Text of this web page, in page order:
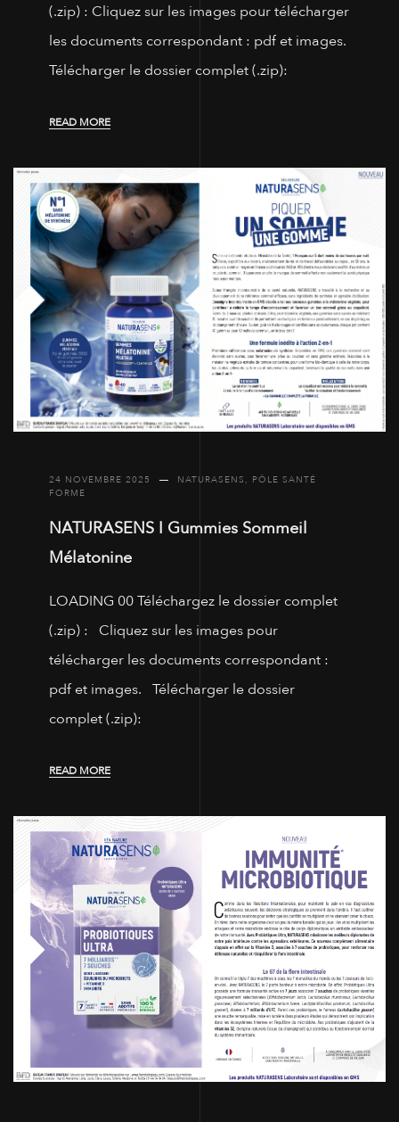
(.zip) : Cliquez sur les images pour télécharger
les documents correspondant : pdf et images.
Télécharger le dossier complet (.zip):
READ MORE
24 NOVEMBRE 2025 NATURASENS , PÔLE SANTÉ
FORME
NATURASENS I Gummies Sommeil
Mélatonine
LOADING 00 Téléchargez le dossier complet
(.zip) : Cliquez sur les images pour
télécharger les documents correspondant :
pdf et images. Télécharger le dossier
complet (.zip):
READ MORE